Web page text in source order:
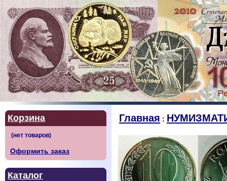
Корзина
Оформить заказ
Каталог
Главная :